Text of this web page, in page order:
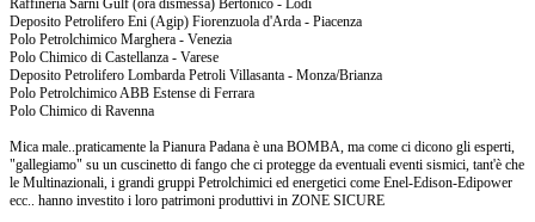
Raffineria Sarni Gulf (ora dismessa) Bertonico - Lodi
Deposito Petrolifero Eni (Agip) Fiorenzuola d'Arda - Piacenza
Polo Petrolchimico Marghera - Venezia
Polo Chimico di Castellanza - Varese
Deposito Petrolifero Lombarda Petroli Villasanta - Monza/Brianza
Polo Petrolchimico ABB Estense di Ferrara
Polo Chimico di Ravenna
Mica male..praticamente la Pianura Padana è una BOMBA, ma come ci dicono gli esperti,
"gallegiamo" su un cuscinetto di fango che ci protegge da eventuali eventi sismici, tant'è che
le Multinazionali, i grandi gruppi Petrolchimici ed energetici come Enel-Edison-Edipower
ecc.. hanno investito i loro patrimoni produttivi in ZONE SICURE